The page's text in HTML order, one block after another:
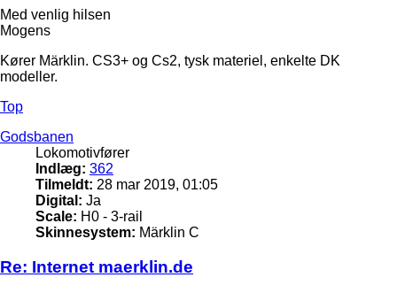
Med venlig hilsen
Mogens
Kører Märklin. CS3+ og Cs2, tysk materiel, enkelte DK
modeller.
Top
Godsbanen
Lokomotivfører
Indlæg: 362
Tilmeldt: 28 mar 2019, 01:05
Digital: Ja
Scale: H0 - 3-rail
Skinnesystem: Märklin C
Re: Internet maerklin.de